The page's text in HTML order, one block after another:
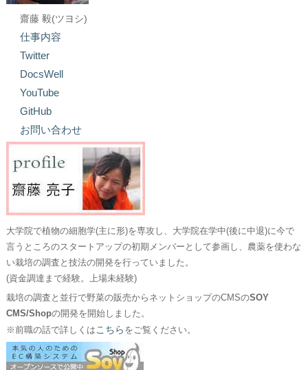
齋藤 毅(ツヨシ)
仕事内容
Twitter
DocsWell
YouTube
GitHub
お問い合わせ
大学院で植物の細胞学(主に形)を専攻し、大学院在学中(後に中退)に今で
言うところのスタートアップの初期メンバーとして参画し、農薬を使わな
い栽培の調査と技法の開発を行っていました。
(資金調達まで経験。上場未経験)
栽培の調査と並行で野菜の販売からネットショップのCMSのSOY
CMS/Shopの開発を開始しました。
※前職の話で詳しくは こちら をご覧ください。